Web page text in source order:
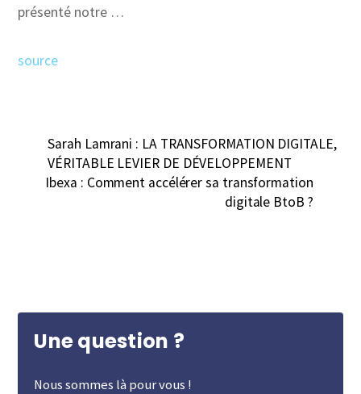
présenté notre …
source
Sarah Lamrani : LA TRANSFORMATION DIGITALE,
VÉRITABLE LEVIER DE DÉVELOPPEMENT
Ibexa : Comment accélérer sa transformation
digitale BtoB ?
Une question ?
Nous sommes là pour vous !